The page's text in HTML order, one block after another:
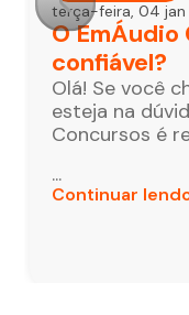
terça-feira, 04 jan
O EmÁudio
confiável?
Olá! Se você
esteja na
Concursos é
...
Continuar